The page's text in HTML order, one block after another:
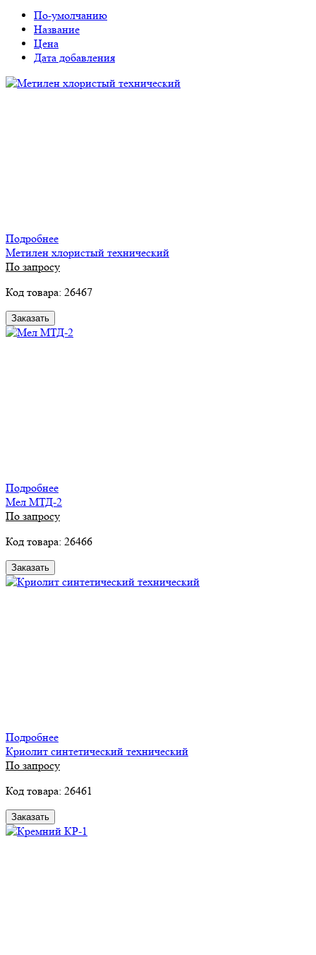
По-умолчанию
Название
Цена
Дата добавления
Подробнее
Метилен хлористый технический
По запросу
Код товара: 26467
Заказать
Подробнее
Мел МТД-2
По запросу
Код товара: 26466
Заказать
Подробнее
Криолит синтетический технический
По запросу
Код товара: 26461
Заказать